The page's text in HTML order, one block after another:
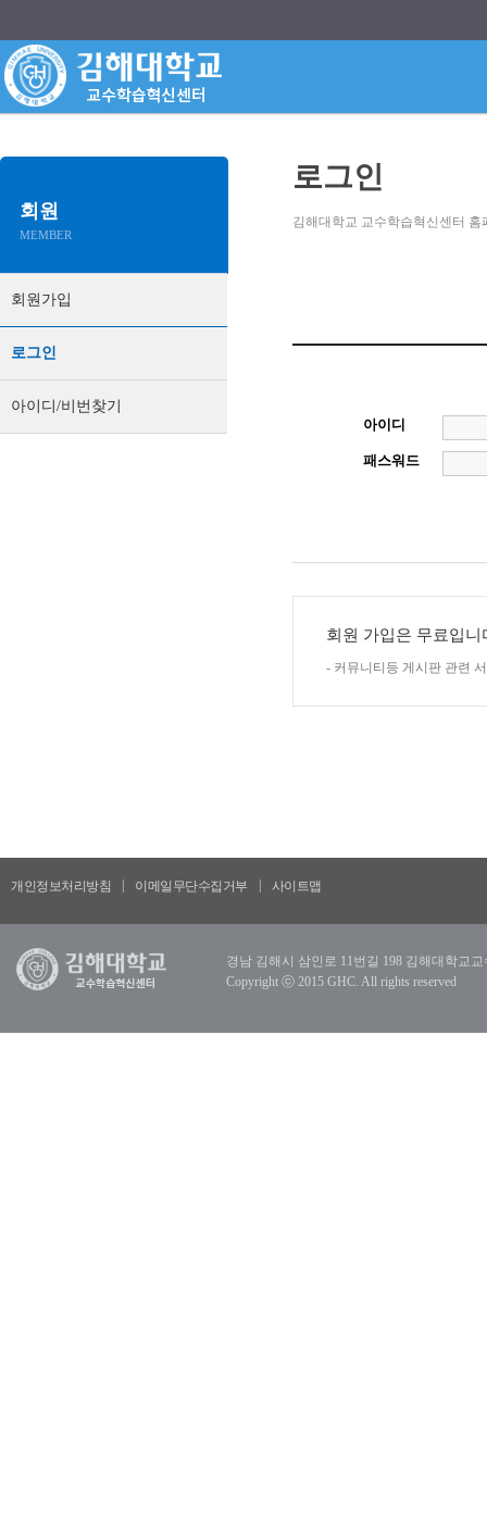
회원
MEMBER
회원가입
로그인
아이디/비번찾기
로그인
김해대학교 교수학습혁신센터
아이디
패스워드
회원 가입은 무료입
- 커뮤니티등 게시판 관련
개인정보처리방침 이메일무단수집거부 사이트맵
경남 김해시 삼인로 11번길 198 김해대학교교
Copyright ⓒ 2015 GHC. All rights reserved